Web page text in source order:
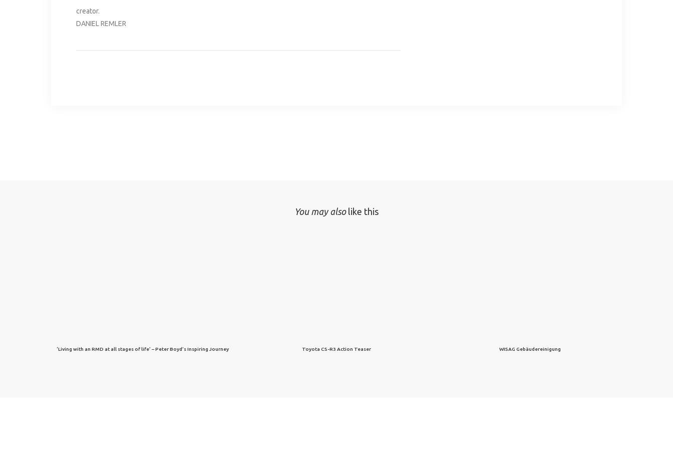
creator.
DANIEL REMLER
You may also like this
‘Living with an RMD at all stages of life’ – Peter Boyd’s Inspiring Journey Toyota CS-R3 Action Teaser WISAG Gebäudereinigung